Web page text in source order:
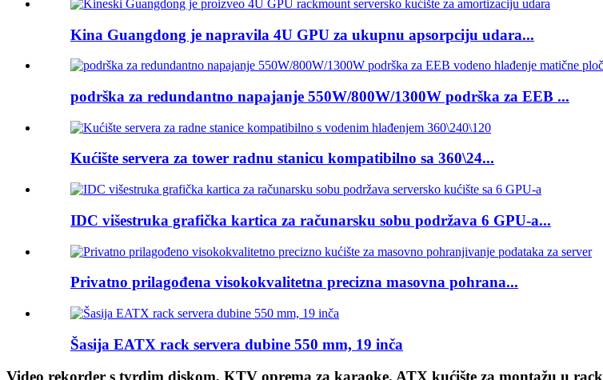
Kina Guangdong je napravila 4U GPU za ukupnu apsorpciju udara...
podrška za redundantno napajanje 550W/800W/1300W podrška za EEB ...
Kućište servera za tower radnu stanicu kompatibilno sa 360\24...
IDC višestruka grafička kartica za računarsku sobu podržava 6 GPU-a...
Privatno prilagođena visokokvalitetna precizna masovna pohrana...
Šasija EATX rack servera dubine 550 mm, 19 inča